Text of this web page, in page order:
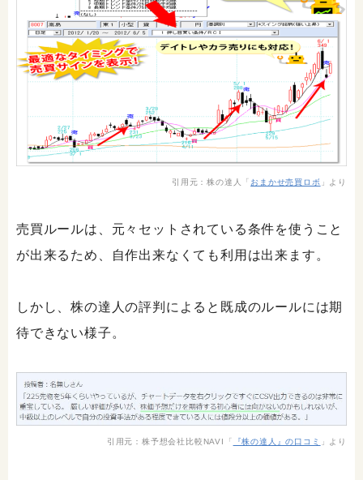
引用元：株の達人「おまかせ売買ロボ 」より
売買ルールは、元々セットされている条件を使うこと
が出来るため、自作出来なくても利用は出来ます。
しかし、株の達人の評判によると既成のルールには期
待できない様子。
引用元：株予想会社比較NAVI「 『株の達人』の口コミ 」より